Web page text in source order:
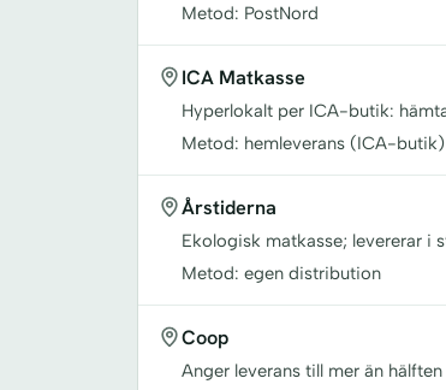
Metod: PostNord
ICA Matkasse
Hyperlokalt per ICA-butik:
Metod: hemleverans (ICA-butik)
Årstiderna
Ekologisk matkasse; levererar i
Metod: egen distribution
Coop
Anger leverans till mer än